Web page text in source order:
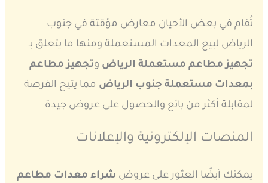
تُقام في بعض الأحيان معارض مؤقتة في جنوب
الرياض لبيع المعدات المستعملة ومنها ما يتعلق بـ
تجهيز مطاعم مستعملة الرياض وتجهيز مطاعم
بمعدات مستعملة جنوب الرياض مما يتيح الفرصة
لمقابلة أكثر من بائع والحصول على عروض جيدة
المنصات الإلكترونية والإعلانات
يمكنك أيضًا العثور على عروض شراء معدات مطاعم